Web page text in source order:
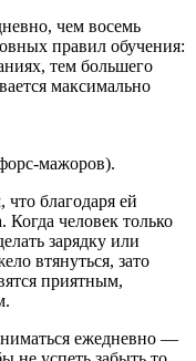
чем восемь
правил обучения:
тем большего
максимально
мажоров).
благодаря ей
человек только
зарядку или
втянуться, зато
приятным,
ежедневно —